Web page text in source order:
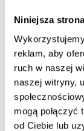
Niniejsza
reklam, aby
ruch w naszej
naszej witryny,
mogą
od Ciebie lub
Kolor frontów:
artisan/czarny
Kolor korpusu:
biały
Wybarwienie:
jasne